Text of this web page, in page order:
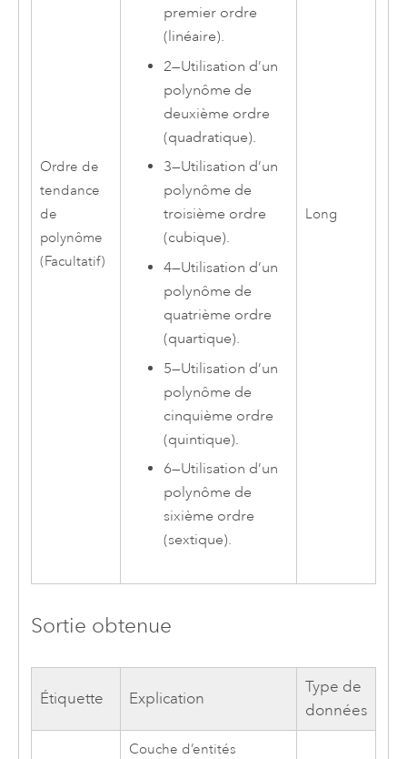
Ordre de
tendance
de
polynôme
(Facultatif)
premier ordre
(linéaire).
2—Utilisation d’un
polynôme de
deuxième ordre
(quadratique).
3—Utilisation d’un
polynôme de
troisième ordre
(cubique).
4—Utilisation d’un
polynôme de
quatrième ordre
(quartique).
5—Utilisation d’un
polynôme de
cinquième ordre
(quintique).
6—Utilisation d’un
polynôme de
sixième ordre
(sextique).
Long
Sortie obtenue
Étiquette Explication
Type de
données
Couche d’entités